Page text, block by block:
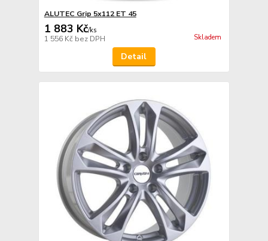
ALUTEC Grip 5x112 ET 45
1 883 Kč/ks
1 556 Kč bez DPH Skladem
Detail